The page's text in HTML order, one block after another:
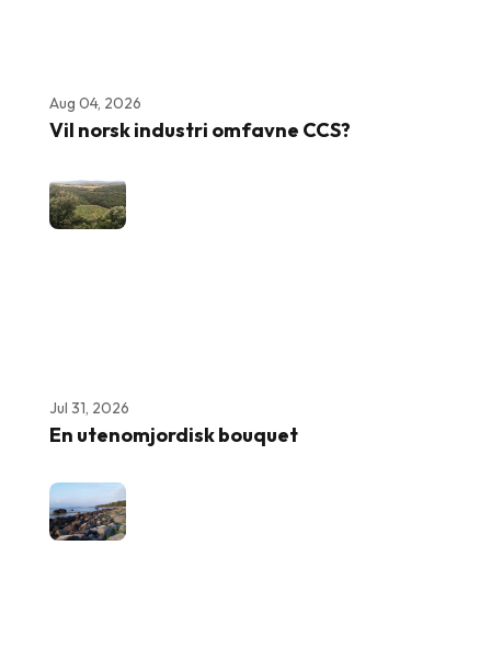
Aug 04, 2026
Vil norsk industri omfavne CCS?
Jul 31, 2026
En utenomjordisk bouquet